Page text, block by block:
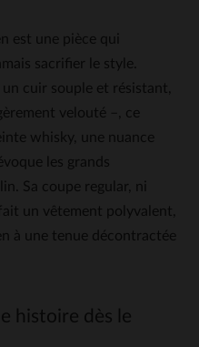
est une pièce qui
sacrifier le style.
cuir souple et résistant,
velouté –, ce
whisky, une nuance
les grands
Sa coupe regular, ni
un vêtement polyvalent,
à une tenue décontractée
histoire dès le